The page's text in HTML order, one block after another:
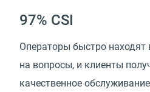
97% CSI
Операторы быстро находят
на вопросы, и клиенты
качественное обслуживание